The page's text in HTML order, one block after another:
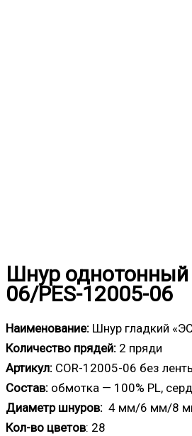
Шнур однотонный
06/PES-12005-06
Наименование: Шнур гладкий
Количество прядей: 2 пряди
Артикул: COR-12005-06 без
Состав: обмотка — 100% PL,
Диаметр шнуров: 4 мм/6 мм/8
Кол-во цветов: 28